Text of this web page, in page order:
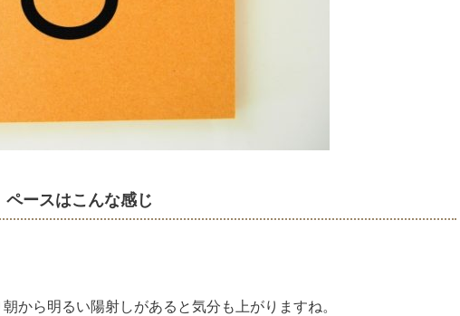
ースはこんな感じ
から明るい陽射しがあると気分も上がりますね。